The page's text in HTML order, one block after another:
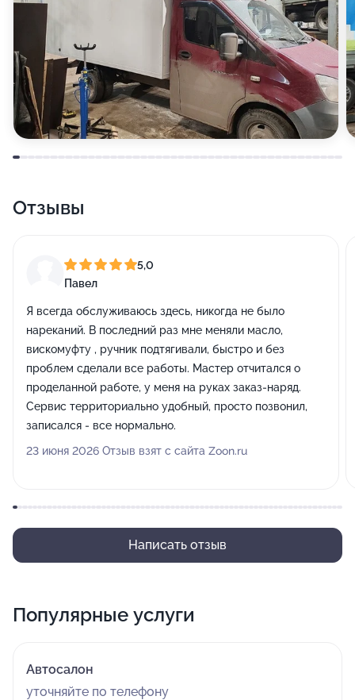
Отзывы
5,0
Павел
Я всегда обслуживаюсь здесь, никогда не было
нареканий. В последний раз мне меняли масло,
вискомуфту , ручник подтягивали, быстро и без
проблем сделали все работы. Мастер отчитался о
проделанной работе, у меня на руках заказ-наряд.
Сервис территориально удобный, просто позвонил,
записался - все нормально.
23 июня 2026 Отзыв взят с сайта Zoon.ru
Написать отзыв
Популярные услуги
Автосалон
уточняйте по телефону